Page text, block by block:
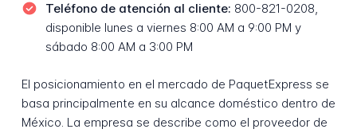
Teléfono de atención al cliente: 800-821-0208,
disponible lunes a viernes 8:00 AM a 9:00 PM y
sábado 8:00 AM a 3:00 PM
El posicionamiento en el mercado de PaquetExpress se
basa principalmente en su alcance doméstico dentro de
México. La empresa se describe como el proveedor de